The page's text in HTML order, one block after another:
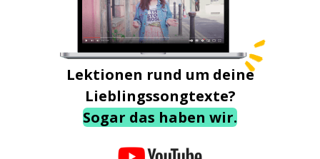
Lektionen rund um deine
Lieblingssongtexte?
Sogar das haben wir.